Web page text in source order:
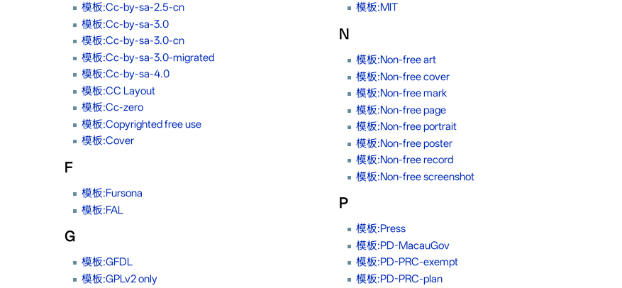
模板:Cc-by-sa-2.5-cn
模板:Cc-by-sa-3.0
模板:Cc-by-sa-3.0-cn
模板:Cc-by-sa-3.0-migrated
模板:Cc-by-sa-4.0
模板:CC Layout
模板:Cc-zero
模板:Copyrighted free use
模板:Cover
F
模板:Fursona
模板:FAL
G
模板:GFDL
模板:GPLv2 only
模板:MIT
N
模板:Non-free art
模板:Non-free cover
模板:Non-free mark
模板:Non-free page
模板:Non-free portrait
模板:Non-free poster
模板:Non-free record
模板:Non-free screenshot
P
模板:Press
模板:PD-MacauGov
模板:PD-PRC-exempt
模板:PD-PRC-plan